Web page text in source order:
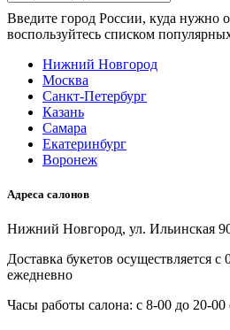
Введите город России, куда нужно
воспользуйтесь списком
Нижний Новгород
Москва
Санкт-Петербург
Казань
Самара
Екатеринбург
Воронеж
Адреса салонов
Нижний Новгород, ул. Ильинская
Доставка букетов осуществляется с
ежедневно
Часы работы салона: с 8-00 до 20-